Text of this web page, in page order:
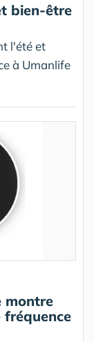
bien-être
l'été et
à Umanlife
montre
fréquence